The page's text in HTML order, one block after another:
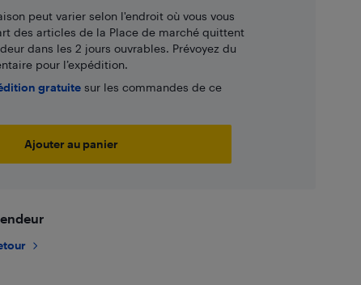
peut varier selon l'endroit où vous vous
des articles de la Place de marché quittent
dans les 2 jours ouvrables. Prévoyez du
pour l’expédition.
gratuitesur les commandes de ce
Ajouter au panier